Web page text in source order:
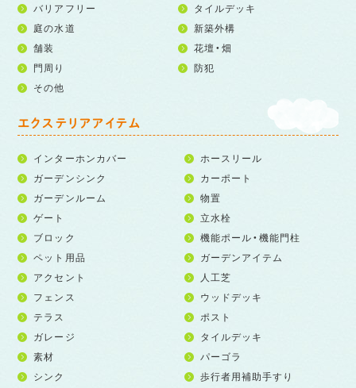
バリアフリー
タイルデッキ
庭の水道
新築外構
舗装
花壇・畑
門周り
防犯
その他
エクステリアアイテム
インターホンカバー
ホースリール
ガーデンシンク
カーポート
ガーデンルーム
物置
ゲート
立水栓
ブロック
機能ポール・機能門柱
ペット用品
ガーデンアイテム
アクセント
人工芝
フェンス
ウッドデッキ
テラス
ポスト
ガレージ
タイルデッキ
素材
パーゴラ
シンク
歩行者用補助手すり